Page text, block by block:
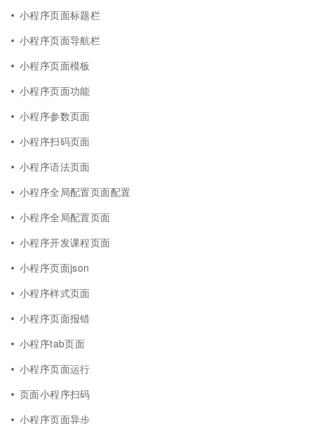
小程序页面标题栏
小程序页面导航栏
小程序页面模板
小程序页面功能
小程序参数页面
小程序扫码页面
小程序语法页面
小程序全局配置页面配置
小程序全局配置页面
小程序开发课程页面
小程序页面json
小程序样式页面
小程序页面报错
小程序tab页面
小程序页面运行
页面小程序扫码
小程序页面异步